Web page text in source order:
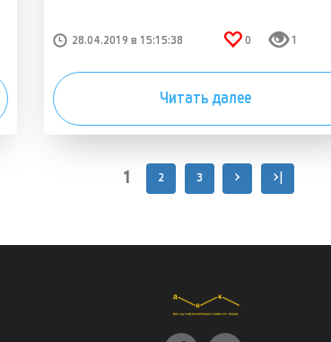
28.04.2019 в 15:15:38 0 1
Читать далее
1 2 3 > >|